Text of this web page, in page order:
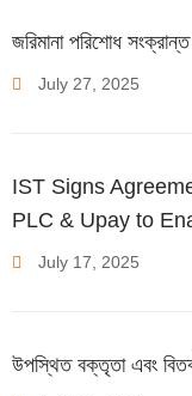
জরিমানা পরিশোধ
July 27 2025
IST Signs
PLC & Upay to
July 17 2025
উপস্থিত বক্তৃতা এবং